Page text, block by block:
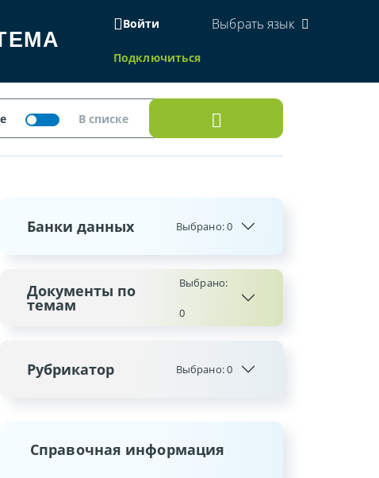
Войти
Подключиться
Выбрать язык
Банки данных Выбрано:0
Документы по
темам
Выбрано:
0
Рубрикатор Выбрано:0
Справочная информация